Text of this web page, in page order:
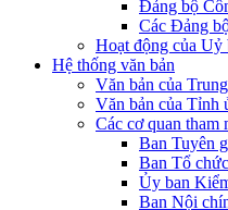
Đảng bộ
Các Đảng
Hoạt động của
Hệ thống văn bản
Văn bản của
Văn bản của Tỉnh
Các cơ quan
Ban Tuyên
Ban Tổ chức
Ủy ban
Ban Nội